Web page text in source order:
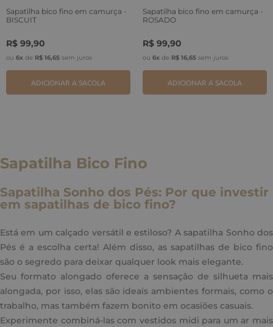
Sapatilha bico fino em camurça -
BISCUIT
R$ 99,90
ou 6x de R$ 16,65 sem juros
ADICIONAR A SACOLA
Sapatilha bico fino em camurça -
ROSADO
R$ 99,90
ou 6x de R$ 16,65 sem juros
ADICIONAR A SACOLA
Sapatilha Bico Fino
Sapatilha Sonho dos Pés: Por que investir
em sapatilhas de bico fino?
Está em um calçado versátil e estiloso? A sapatilha Sonho dos
Pés é a escolha certa! Além disso, as sapatilhas de bico fino
são o segredo para deixar qualquer look mais elegante.
Seu formato alongado oferece a sensação de silhueta mais
alongada, por isso, elas são ideais ambientes formais, como o
trabalho, mas também fazem bonito em ocasiões casuais.
Experimente combiná-las com vestidos midi para um ar mais